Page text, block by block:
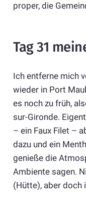
proper, die
Tag 31
Ich entferne mich
wieder in Port
es noch zu früh,
sur-Gironde.
– ein Faux Filet –
dazu und ein
genieße die
Ambiente sagen.
(Hütte), aber doch